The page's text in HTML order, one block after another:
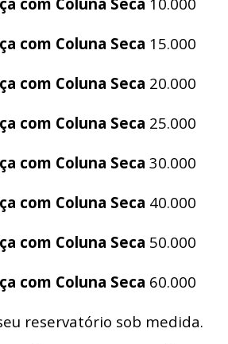
com Coluna Seca 15.000
com Coluna Seca 20.000
com Coluna Seca 25.000
com Coluna Seca 30.000
com Coluna Seca 40.000
com Coluna Seca 50.000
com Coluna Seca 60.000
reservatório sob medida.